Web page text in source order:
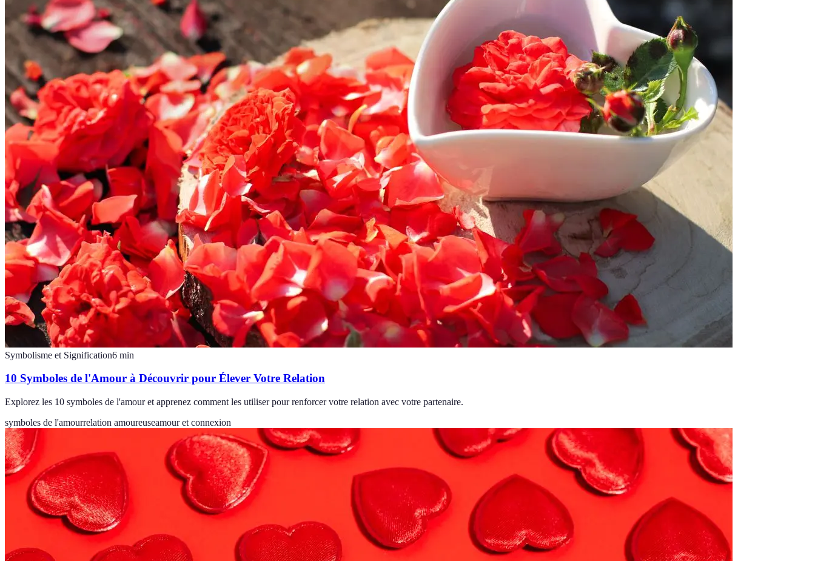
Symbolisme et Signification6 min
10 Symboles de l'Amour à Découvrir pour Élever Votre Relation
Explorez les 10 symboles de l'amour et apprenez comment les utiliser pour renforcer votre relation avec votre partenaire.
symboles de l'amourrelation amoureuseamour et connexion